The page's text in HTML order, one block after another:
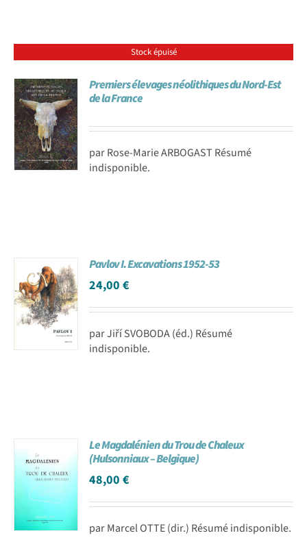
Stock épuisé
Premiers élevages néolithiques du Nord-Est
de la France
par Rose-Marie ARBOGAST Résumé
indisponible.
Pavlov I. Excavations 1952-53
24,00€
par Jiří SVOBODA (éd.) Résumé
indisponible.
Le Magdalénien du Trou de Chaleux
(Hulsonniaux – Belgique)
48,00€
par Marcel OTTE (dir.) Résumé indisponible.